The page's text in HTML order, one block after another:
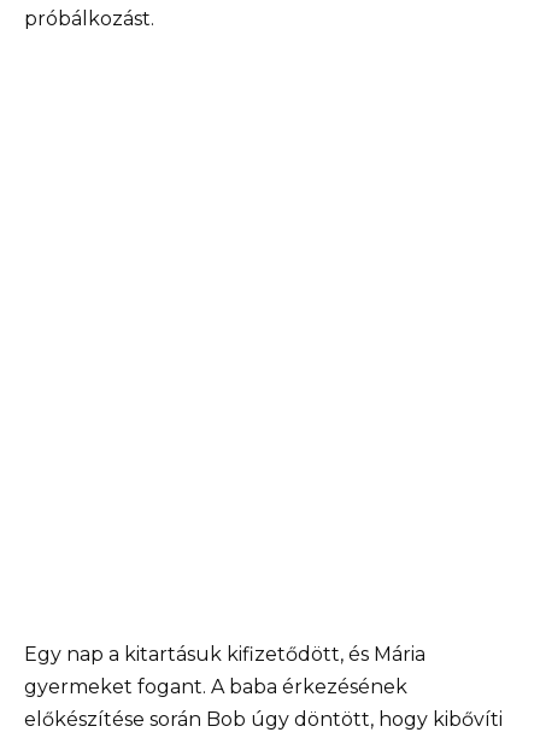
próbálkozást.
Egy nap a kitartásuk kifizetődött, és Mária
gyermeket fogant. A baba érkezésének
előkészítése során Bob úgy döntött, hogy kibővíti